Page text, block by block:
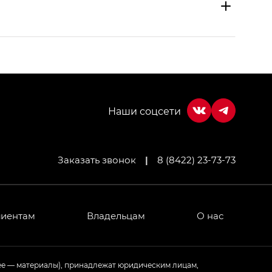
— GB AWD, Джи Эль Полный привод —
Заказать звонок | 8 (8422) 23-73-73
Владельцам О нас
— материалы), принадлежат юридическим лицам,